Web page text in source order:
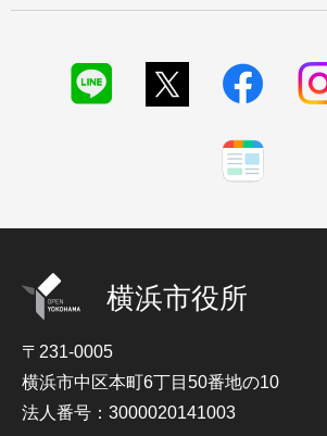
横浜市役所
〒231-0005
横浜市中区本町6丁目50番地の10
法人番号：3000020141003